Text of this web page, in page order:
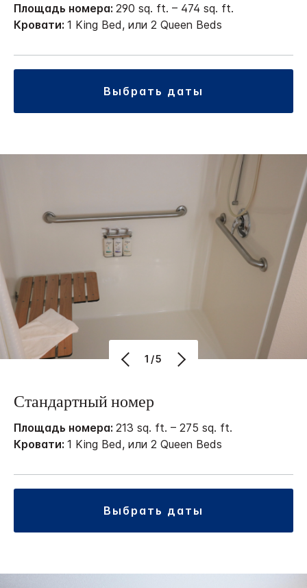
Площадь номера: 290 sq. ft. – 474 sq. ft.
Кровати: 1 King Bed, или 2 Queen Beds
выбрать даты
1/5
Стандартный номер
Площадь номера: 213 sq. ft. – 275 sq. ft.
Кровати: 1 King Bed, или 2 Queen Beds
выбрать даты